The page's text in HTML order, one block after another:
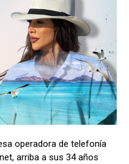
operadora de telefonía
arriba a sus 34 años